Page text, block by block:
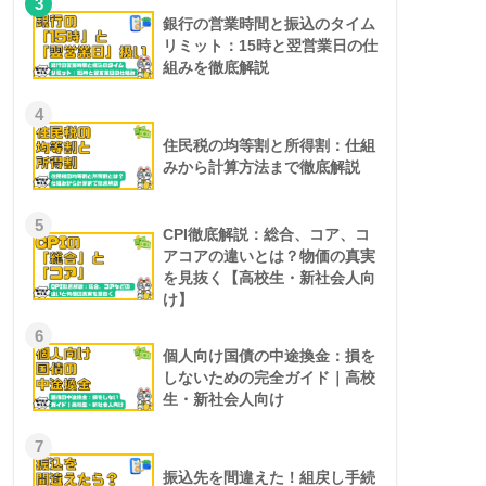
3
銀行の営業時間と振込のタイム
リミット：15時と翌営業日の仕
組みを徹底解説
4
住民税の均等割と所得割：仕組
みから計算方法まで徹底解説
5
CPI徹底解説：総合、コア、コ
アコアの違いとは？物価の真実
を見抜く【高校生・新社会人向
け】
6
個人向け国債の中途換金：損を
しないための完全ガイド｜高校
生・新社会人向け
7
振込先を間違えた！組戻し手続